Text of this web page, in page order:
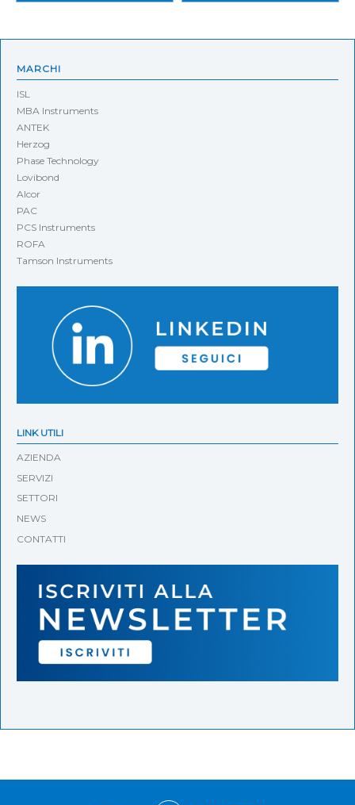
MARCHI
ISL
MBA Instruments
ANTEK
Herzog
Phase Technology
Lovibond
Alcor
PAC
PCS Instruments
ROFA
Tamson Instruments
LINK UTILI
AZIENDA
SERVIZI
SETTORI
NEWS
CONTATTI